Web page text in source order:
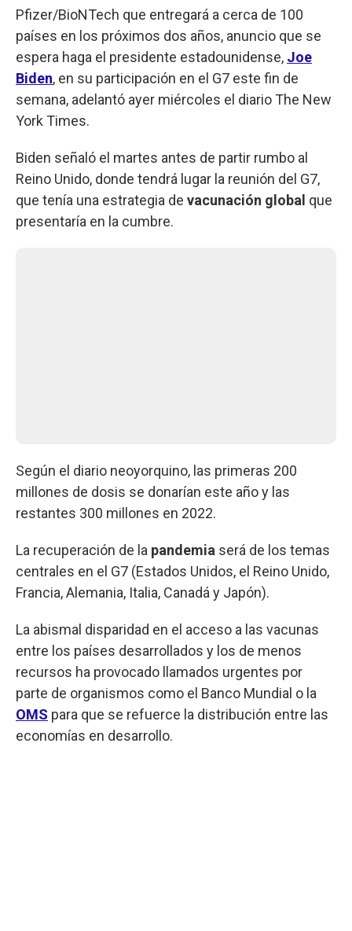
Pfizer/BioNTech que entregará a cerca de 100
países en los próximos dos años, anuncio que se
espera haga el presidente estadounidense, Joe
Biden, en su participación en el G7 este fin de
semana, adelantó ayer miércoles el diario The New
York Times.
Biden señaló el martes antes de partir rumbo al
Reino Unido, donde tendrá lugar la reunión del G7,
que tenía una estrategia de vacunación global que
presentaría en la cumbre.
Según el diario neoyorquino, las primeras 200
millones de dosis se donarían este año y las
restantes 300 millones en 2022.
La recuperación de la pandemia será de los temas
centrales en el G7 (Estados Unidos, el Reino Unido,
Francia, Alemania, Italia, Canadá y Japón).
La abismal disparidad en el acceso a las vacunas
entre los países desarrollados y los de menos
recursos ha provocado llamados urgentes por
parte de organismos como el Banco Mundial o la
OMS para que se refuerce la distribución entre las
economías en desarrollo.